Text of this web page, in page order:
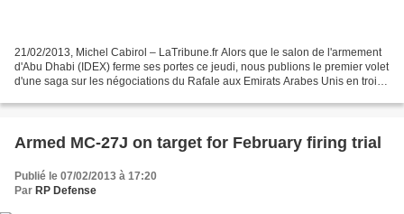
21/02/2013, Michel Cabirol – LaTribune.fr Alors que le salon de l'armement
d'Abu Dhabi (IDEX) ferme ses portes ce jeudi, nous publions le premier volet
d'une saga sur les négociations du Rafale aux Emirats Arabes Unis en trois
Armed MC-27J on target for February firing trial
Publié le 07/02/2013 à 17:20
Par RP Defense